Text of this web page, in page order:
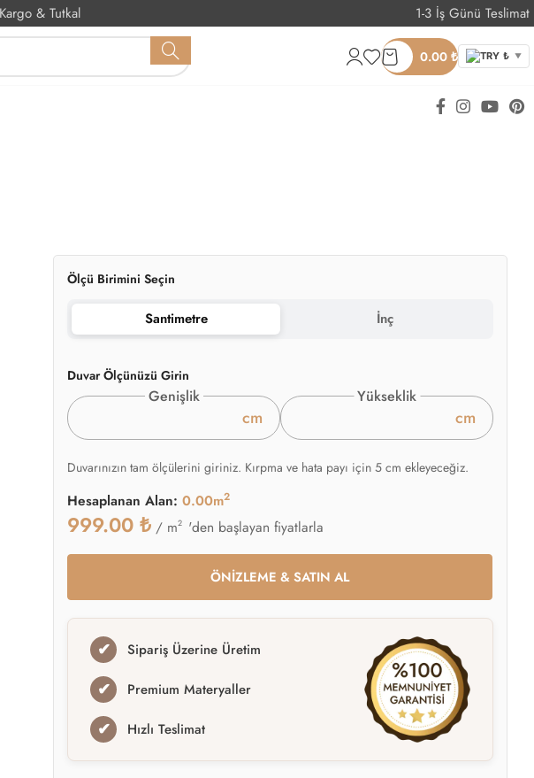
& Tutkal 1-3 İş Günü Teslimat
0.00 ₺ TRY ₺ ▼
Ölçü Birimini Seçin
Santimetre İnç
Duvar Ölçünüzü Girin
Genişlik
cm
Yükseklik
cm
Duvarınızın tam ölçülerini giriniz. Kırpma ve hata payı için 5 cm ekleyeceğiz.
Hesaplanan Alan:0.00m2
999.00₺ / m2 'den başlayan fiyatlarla
ÖNİZLEME & SATIN AL
✔ Sipariş Üzerine Üretim
✔ Premium Materyaller
✔ Hızlı Teslimat